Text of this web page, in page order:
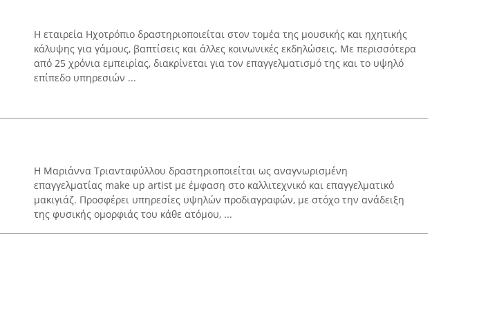
Η εταιρεία Ηχοτρόπιο δραστηριοποιείται στον τομέα της μουσικής και ηχητικής
κάλυψης για γάμους, βαπτίσεις και άλλες κοινωνικές εκδηλώσεις. Με περισσότερα
από 25 χρόνια εμπειρίας, διακρίνεται για τον επαγγελματισμό της και το υψηλό
επίπεδο υπηρεσιών ...
Η Μαριάννα Τριανταφύλλου δραστηριοποιείται ως αναγνωρισμένη
επαγγελματίας make up artist με έμφαση στο καλλιτεχνικό και επαγγελματικό
μακιγιάζ. Προσφέρει υπηρεσίες υψηλών προδιαγραφών, με στόχο την ανάδειξη
της φυσικής ομορφιάς του κάθε ατόμου, ...